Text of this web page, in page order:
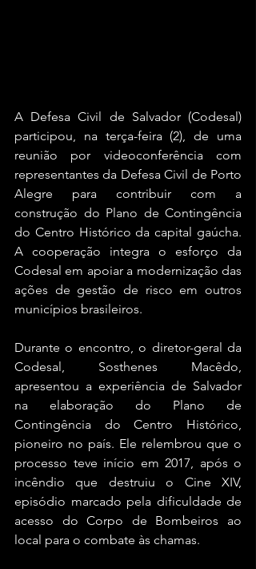
A Defesa Civil de Salvador (Codesal)
participou, na terça-feira (2), de uma
reunião por videoconferência com
representantes da Defesa Civil de Porto
Alegre para contribuir com a
construção do Plano de Contingência
do Centro Histórico da capital gaúcha.
A cooperação integra o esforço da
Codesal em apoiar a modernização das
ações de gestão de risco em outros
municípios brasileiros.
Durante o encontro, o diretor-geral da
Codesal, Sosthenes Macêdo,
apresentou a experiência de Salvador
na elaboração do Plano de
Contingência do Centro Histórico,
pioneiro no país. Ele relembrou que o
processo teve início em 2017, após o
incêndio que destruiu o Cine XIV,
episódio marcado pela dificuldade de
acesso do Corpo de Bombeiros ao
local para o combate às chamas.